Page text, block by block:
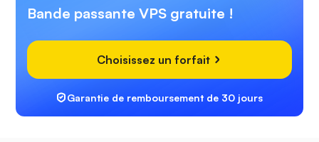
Bande passante VPS gratuite !
Choisissez un forfait
Garantie de remboursement de 30 jours